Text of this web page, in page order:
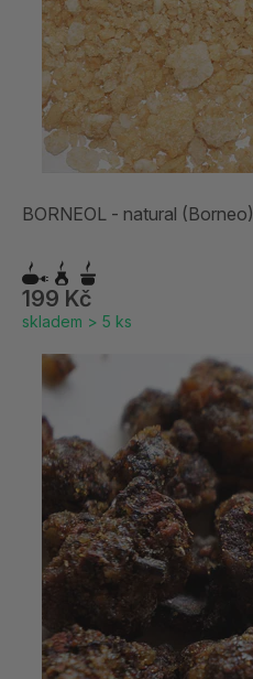
BORNEOL - natural (Borneo)
199 Kč
skladem > 5 ks